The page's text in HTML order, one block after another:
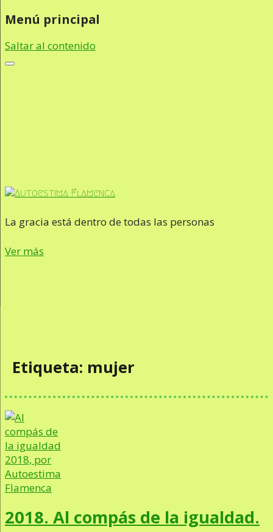
Menú principal
Saltar al contenido
La gracia está dentro de todas las personas
Ver más
Etiqueta: mujer
2018. Al compás de la igualdad.